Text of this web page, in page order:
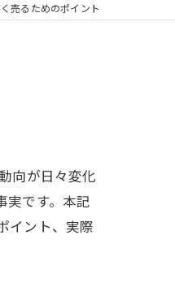
売るためのポイント
向が日々変化
実です。本記
イント、実際